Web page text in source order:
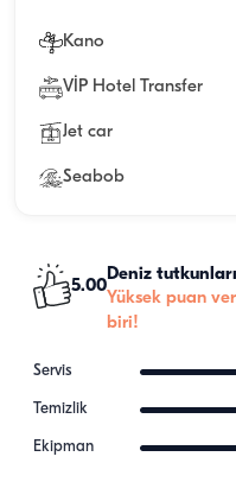
Kano
VİP Hotel Transfer
Jet car
Seabob
5.00
Deniz
Yüksek puan
biri!
Servis
Temizlik
Ekipman